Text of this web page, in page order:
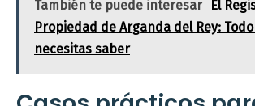
También te puede interesar
El
Propiedad de Arganda del Rey:
necesitas saber